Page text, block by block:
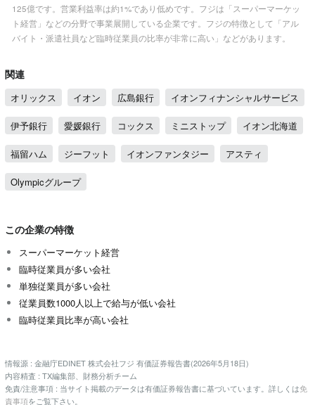
125億です。営業利益率は約1%であり低めです。フジは「スーパーマーケッ
ト経営」などの分野で事業展開している企業です。フジの特徴として「アル
バイト・派遣社員など臨時従業員の比率が非常に高い」などがあります。
関連
オリックス イオン 広島銀行 イオンフィナンシャルサービス
伊予銀行 愛媛銀行 コックス ミニストップ イオン北海道
福留ハム ジーフット イオンファンタジー アスティ
Olympicグループ
この企業の特徴
スーパーマーケット経営
臨時従業員が多い会社
単独従業員が多い会社
従業員数1000人以上で給与が低い会社
臨時従業員比率が高い会社
情報源 : 金融庁EDINET 株式会社フジ 有価証券報告書(2026年5月18日)
内容精査 : TX編集部、財務分析チーム
免責/注意事項 : 当サイト掲載のデータは有価証券報告書に基づいています。詳しくは免
責事項をご覧下さい。